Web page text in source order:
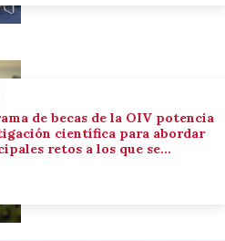
de becas de la OIV potencia
científica para abordar
retos a los que se